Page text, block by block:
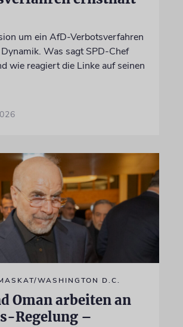
um ein AfD-Verbotsverfahren
Was sagt SPD-Chef
wie reagiert die Linke auf seinen
WASHINGTON D.C.
Oman arbeiten an
Regelung –